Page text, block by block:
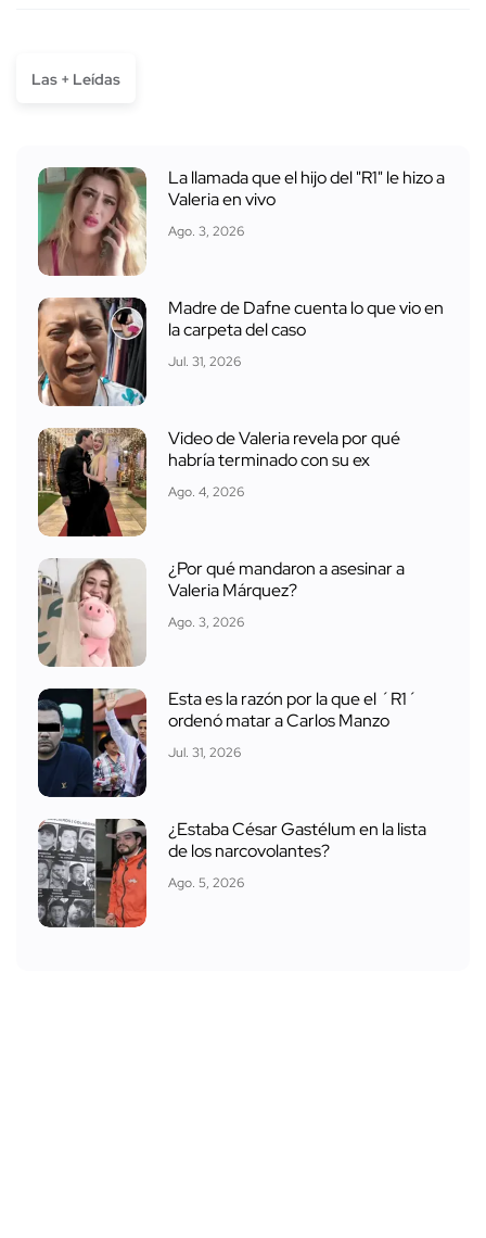
Las + Leídas
La llamada que el hijo del "R1" le hizo a
Valeria en vivo
Ago. 3, 2026
Madre de Dafne cuenta lo que vio en
la carpeta del caso
Jul. 31, 2026
Video de Valeria revela por qué
habría terminado con su ex
Ago. 4, 2026
¿Por qué mandaron a asesinar a
Valeria Márquez?
Ago. 3, 2026
Esta es la razón por la que el ´R1´
ordenó matar a Carlos Manzo
Jul. 31, 2026
¿Estaba César Gastélum en la lista
de los narcovolantes?
Ago. 5, 2026